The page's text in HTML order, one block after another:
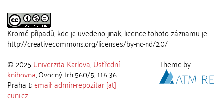
Kromě případů, kde je uvedeno jinak, licence tohoto záznamu je
http://creativecommons.org/licenses/by-nc-nd/2.0/
© 2025 Univerzita Karlova,Ústřední
knihovna, Ovocný trh 560/5, 116 36
Praha 1;email: admin-repozitar [at]
cuni.cz
Theme by